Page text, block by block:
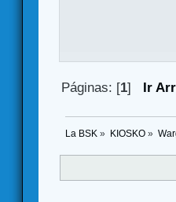
Páginas: [1] Ir
La BSK » KIOSKO»